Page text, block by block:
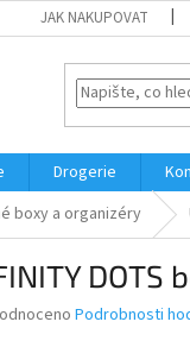
JAK NAKUPOVAT
Drogerie
boxy a organizéry
DOTS
Podrobnosti